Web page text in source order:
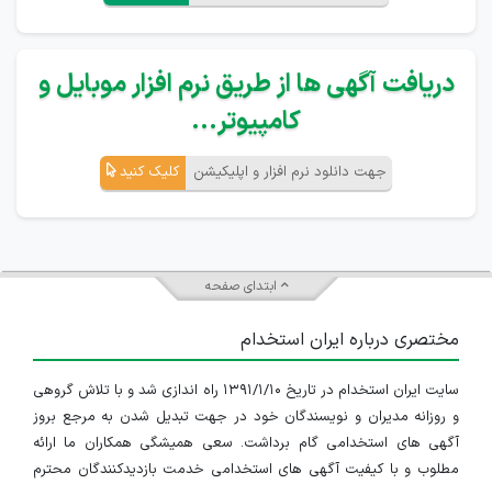
دریافت آگهی ها از طریق نرم افزار موبایل و
کامپیوتر...
جهت دانلود نرم افزار و اپلیکیشن کلیک کنید
ابتدای صفحه
مختصری درباره ایران استخدام
سایت ایران استخدام در تاریخ ۱۳۹۱/۱/۱۰ راه اندازی شد و با تلاش گروهی
و روزانه مدیران و نویسندگان خود در جهت تبدیل شدن به مرجع بروز
آگهی های استخدامی گام برداشت. سعی همیشگی همکاران ما ارائه
مطلوب و با کیفیت آگهی های استخدامی خدمت بازدیدکنندگان محترم